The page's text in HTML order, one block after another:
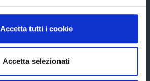
Accetta tutti i cookie
Accetta selezionati